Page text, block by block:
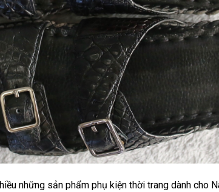
những sản phẩm phụ kiện thời trang dành cho